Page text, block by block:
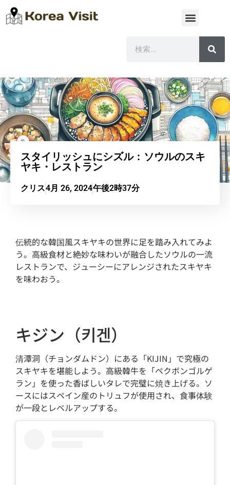
スタイリッシュにシズル：ソウルのスキ
ヤキ・レストラン
クリス4月 26, 2024午後2時37分
伝統的な韓国風スキヤキの世界に足を踏み入れてみよ
う。高級食材と絶妙な味わいが融合したソウルの一流
レストランで、ジューシーにアレンジされたスキヤキ
を味わおう。
キジン（키겐）
清潭洞（チョンダムドン）にある「KIJIN」で究極の
スキヤキを堪能しよう。高級韓牛を「ペクボンゴルゲ
ラン」を使った香ばしいタレで完璧に焼き上げる。ソ
ースにはスペイン産のトリュフが使用され、食事体験
が一段とレベルアップする。